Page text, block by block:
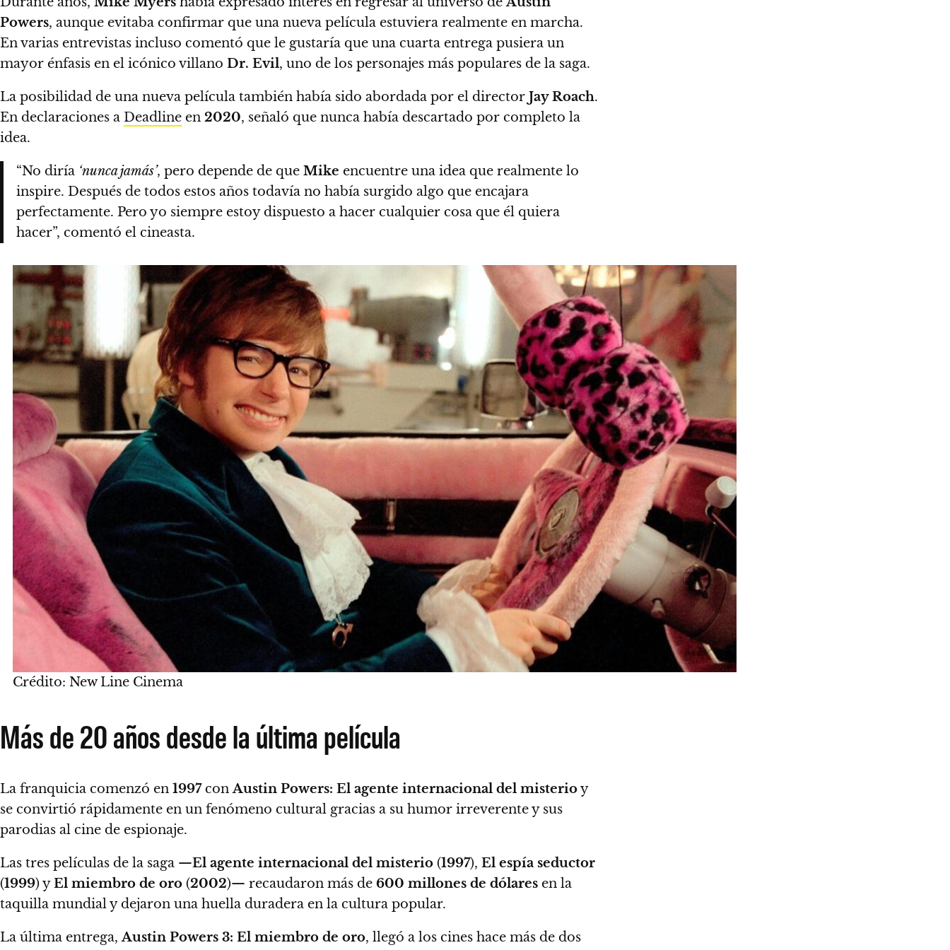
Powers, aunque evitaba confirmar que una nueva película estuviera realmente en marcha.
En varias entrevistas incluso comentó que le gustaría que una cuarta entrega pusiera un
mayor énfasis en el icónico villano Dr. Evil, uno de los personajes más populares de la saga.
La posibilidad de una nueva película también había sido abordada por el director Jay Roach.
En declaraciones a Deadline en 2020, señaló que nunca había descartado por completo la
idea.
“No diría ‘nunca jamás’, pero depende de que Mike encuentre una idea que realmente lo
inspire. Después de todos estos años todavía no había surgido algo que encajara
perfectamente. Pero yo siempre estoy dispuesto a hacer cualquier cosa que él quiera
hacer”, comentó el cineasta.
Crédito: New Line Cinema
Más de 20 años desde la última película
La franquicia comenzó en 1997conAustin Powers: El agente internacional del misterioy
se convirtió rápidamente en un fenómeno cultural gracias a su humor irreverente y sus
parodias al cine de espionaje.
Las tres películas de la saga —El agente internacional del misterio (1997), El espía seductor
(1999) yEl miembro de oro (2002)— recaudaron más de 600 millones de dólares en la
taquilla mundial y dejaron una huella duradera en la cultura popular.
La última entrega,Austin Powers 3: El miembro de oro, llegó a los cines hace más de dos